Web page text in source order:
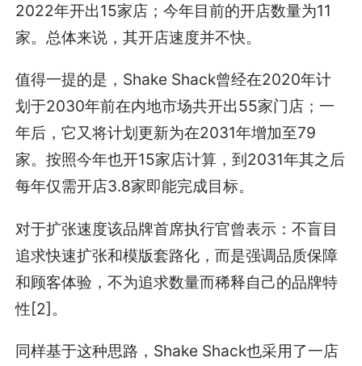
2022年开出15家店；今年目前的开店数量为11
家。总体来说，其开店速度并不快。
值得一提的是，Shake Shack曾经在2020年计
划于2030年前在内地市场共开出55家门店；一
年后，它又将计划更新为在2031年增加至79
家。按照今年也开15家店计算，到2031年其之后
每年仅需开店3.8家即能完成目标。
对于扩张速度该品牌首席执行官曾表示：不盲目
追求快速扩张和模版套路化，而是强调品质保障
和顾客体验，不为追求数量而稀释自己的品牌特
性[2]。
同样基于这种思路，Shake Shack也采用了一店